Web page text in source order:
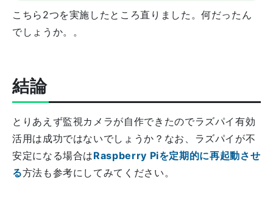
こちら2つを実施したところ直りました。何だったん
でしょうか。。
結論
とりあえず監視カメラが自作できたのでラズパイ有効
活用は成功ではないでしょうか？なお、ラズパイが不
安定になる場合はRaspberry Piを定期的に再起動させ
る方法も参考にしてみてください。